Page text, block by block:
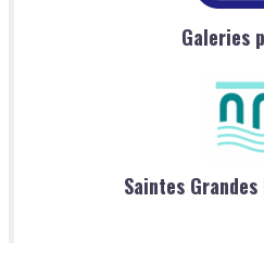
Galeries
Saintes